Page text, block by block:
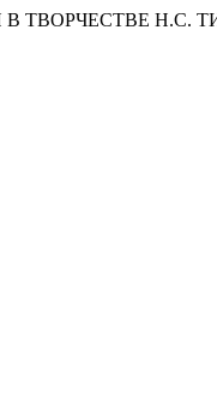
В ТВОРЧЕСТВЕ Н.С.